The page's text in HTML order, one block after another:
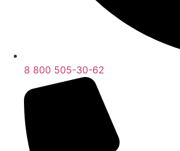
8 800 505-30-62